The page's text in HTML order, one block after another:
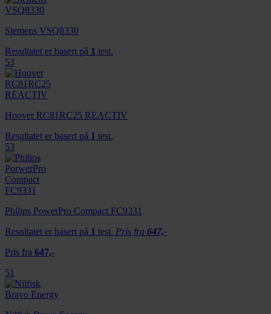
Siemens VSQ8330
Resultatet er basert på 1 test.
53
Hoover RC81RC25 REACTIV
Resultatet er basert på 1 test.
53
Philips PowerPro Compact FC9331
Resultatet er basert på 1 test. Pris fra 647,-
Pris fra 647,-
51